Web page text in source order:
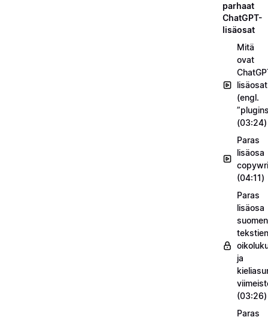
parhaat
ChatGPT-
lisäosat
Mitä
ovat
lisäosat
(engl.
(03:24)
Paras
lisäosa
(04:11)
Paras
lisäosa
tekstien
ja
(03:26)
Paras